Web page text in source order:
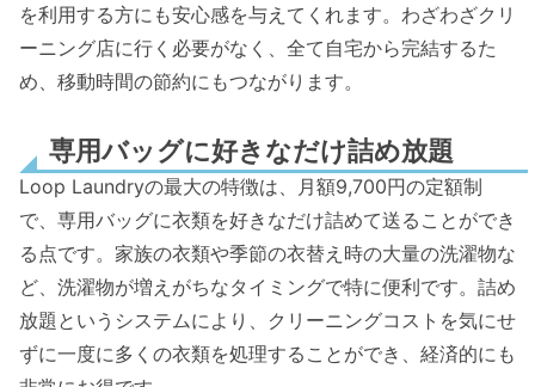
を利用する方にも安心感を与えてくれます。わざわざクリ
ーニング店に行く必要がなく、全て自宅から完結するた
め、移動時間の節約にもつながります。
専用バッグに好きなだけ詰め放題
Loop Laundryの最大の特徴は、月額9,700円の定額制
で、専用バッグに衣類を好きなだけ詰めて送ることができ
る点です。家族の衣類や季節の衣替え時の大量の洗濯物な
ど、洗濯物が増えがちなタイミングで特に便利です。詰め
放題というシステムにより、クリーニングコストを気にせ
ずに一度に多くの衣類を処理することができ、経済的にも